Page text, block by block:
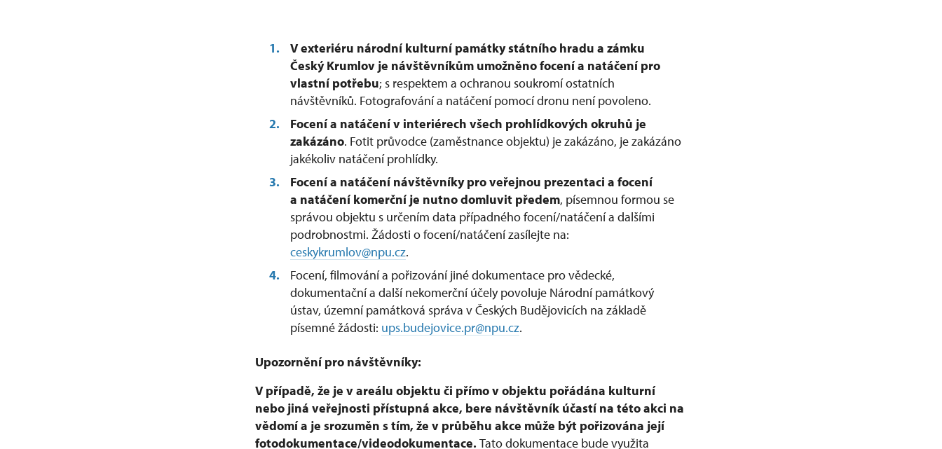
Vexteriéru národní kulturní památky státního hradu a zámku
Český Krumlov je návštěvníkům umožněno focení a natáčení pro
vlastní potřebu; s respektem a ochranou soukromí ostatních
návštěvníků. Fotografování a natáčení pomocí dronu není povoleno.
Focení a natáčení v interiérech všech prohlídkových okruhů je
zakázáno. Fotit průvodce (zaměstnance objektu) je zakázáno, je zakázáno
jakékoliv natáčení prohlídky.
Focení a natáčení návštěvníky pro veřejnou prezentaci a focení
a natáčení komerční je nutno domluvit předem, písemnou formou se
správou objektu s určením data případného focení/natáčení a dalšími
podrobnostmi. Žádosti o focení/natáčení zasílejte na:
ceskykrumlov@npu.cz.
Focení, filmování a pořizování jiné dokumentace pro vědecké,
dokumentační a další nekomerční účely povoluje Národní památkový
ústav, územní památková správa v Českých Budějovicích na základě
písemné žádosti: ups.budejovice.pr@npu.cz.
Upozornění pro návštěvníky:
V případě, že je v areálu objektu či přímo v objektu pořádána kulturní
nebo jiná veřejnosti přístupná akce, bere návštěvník účastí na této akci na
vědomí a je srozuměn s tím, že v průběhu akce může být pořizována její
fotodokumentace/videodokumentace. Tato dokumentace bude využita